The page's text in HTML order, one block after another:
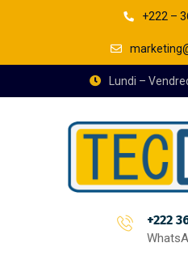
+222 –
Lundi –
+222